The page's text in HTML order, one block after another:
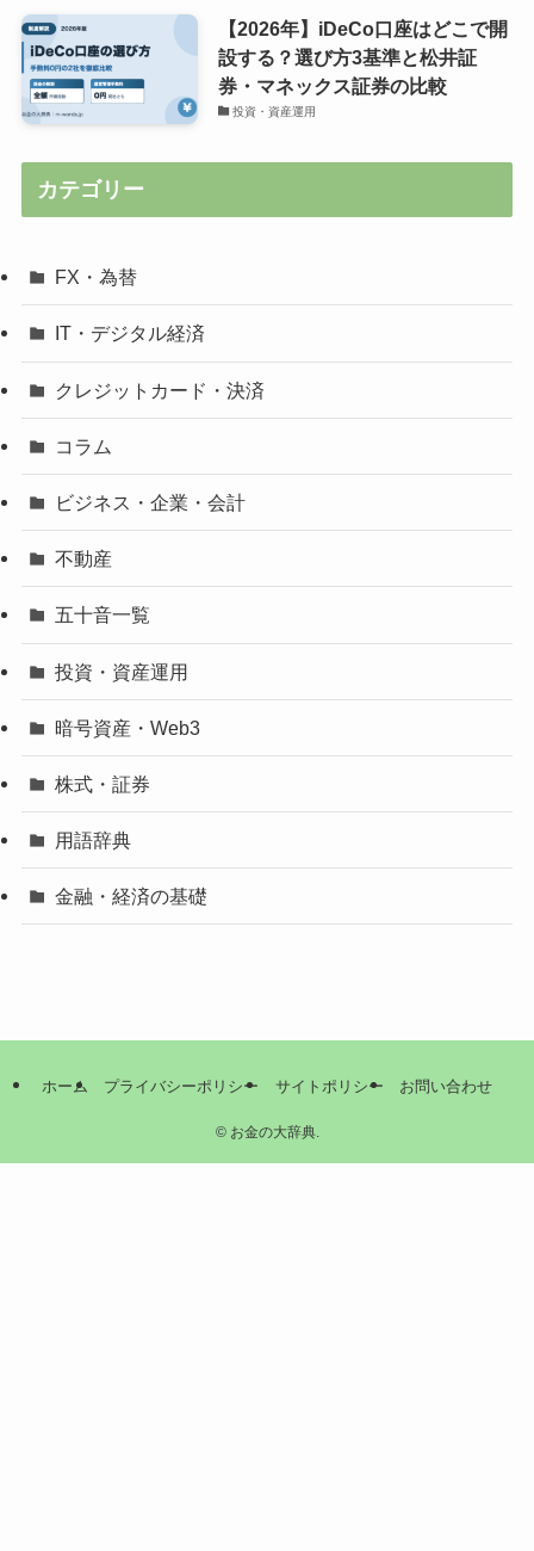
【2026年】iDeCo口座はどこで開
設する？選び方3基準と松井証
券・マネックス証券の比較
投資・資産運用
カテゴリー
FX・為替
IT・デジタル経済
クレジットカード・決済
コラム
ビジネス・企業・会計
不動産
五十音一覧
投資・資産運用
暗号資産・Web3
株式・証券
用語辞典
金融・経済の基礎
ホーム プライバシーポリシー サイトポリシー お問い合わせ
©お金の大辞典.